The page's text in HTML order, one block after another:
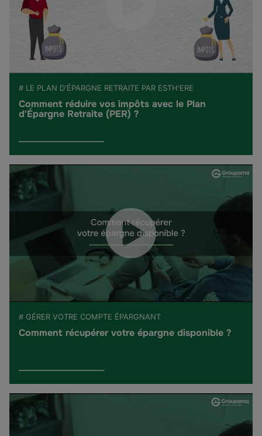
# LE PLAN D'ÉPARGNE RETRAITE PAR ESTH'ERE
Comment réduire vos impôts avec le Plan
d'Épargne Retraite (PER) ?
# GÉRER VOTRE COMPTE ÉPARGNANT
Comment récupérer votre épargne disponible ?